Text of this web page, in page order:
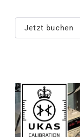
Jetzt buchen